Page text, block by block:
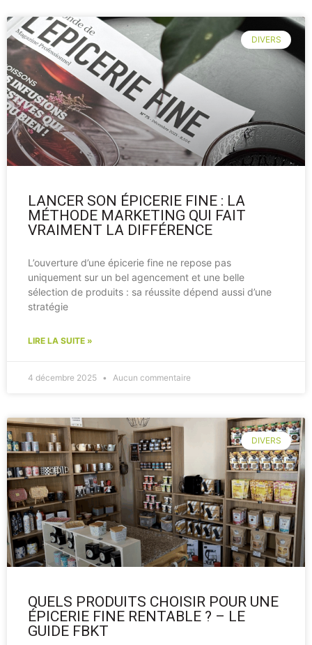
DIVERS
LANCER SON ÉPICERIE FINE : LA
MÉTHODE MARKETING QUI FAIT
VRAIMENT LA DIFFÉRENCE
L’ouverture d’une épicerie fine ne repose pas
uniquement sur un bel agencement et une belle
sélection de produits : sa réussite dépend aussi d’une
stratégie
LIRE LA SUITE »
4 décembre 2025 Aucun commentaire
DIVERS
QUELS PRODUITS CHOISIR POUR UNE
ÉPICERIE FINE RENTABLE ? – LE
GUIDE FBKT